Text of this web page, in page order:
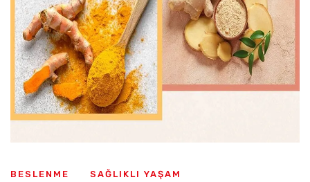
BESLENME SAĞLIKLI YAŞAM